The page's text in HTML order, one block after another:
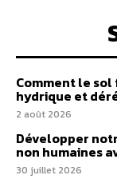
Comment le
hydrique et
2 août 2026
Développer
non humaines
30 juillet 2026